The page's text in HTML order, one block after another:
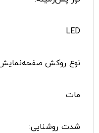
LED
نوع روکش
مات
شدت روشنایی: